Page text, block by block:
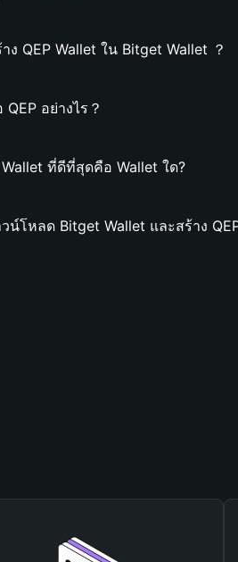
ง QEP Wallet ใน Bitget Wallet ？
QEP อย่างไร？
Wallet ที่ดีที่สุดคือ Wallet ใด?
น์โหลด Bitget Wallet และสร้าง